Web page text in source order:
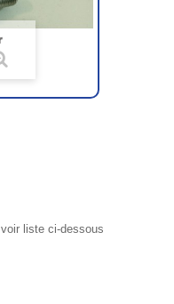
liste ci-dessous